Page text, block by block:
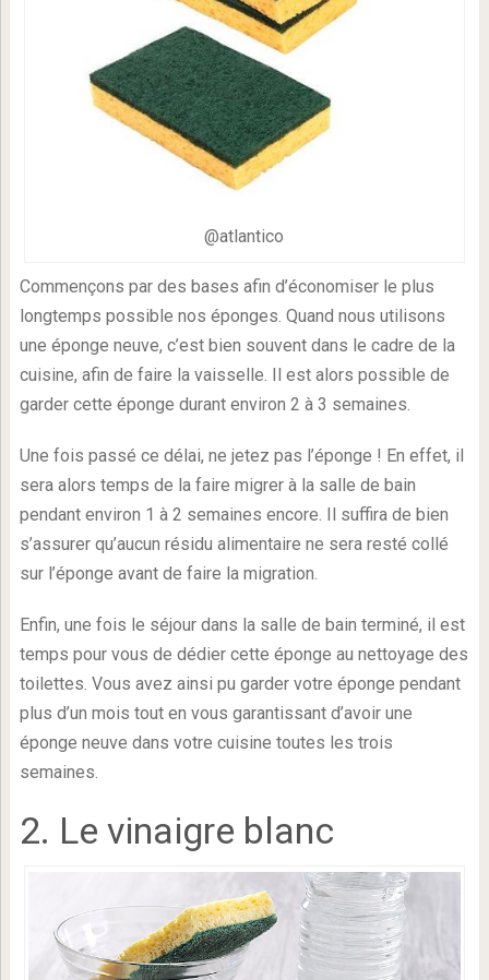
@atlantico
Commençons par des bases afin d’économiser le plus
longtemps possible nos éponges. Quand nous utilisons
une éponge neuve, c’est bien souvent dans le cadre de la
cuisine, afin de faire la vaisselle. Il est alors possible de
garder cette éponge durant environ 2 à 3 semaines.
Une fois passé ce délai, ne jetez pas l’éponge ! En effet, il
sera alors temps de la faire migrer à la salle de bain
pendant environ 1 à 2 semaines encore. Il suffira de bien
s’assurer qu’aucun résidu alimentaire ne sera resté collé
sur l’éponge avant de faire la migration.
Enfin, une fois le séjour dans la salle de bain terminé, il est
temps pour vous de dédier cette éponge au nettoyage des
toilettes. Vous avez ainsi pu garder votre éponge pendant
plus d’un mois tout en vous garantissant d’avoir une
éponge neuve dans votre cuisine toutes les trois
semaines.
2. Le vinaigre blanc